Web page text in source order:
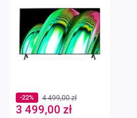
Special
Price
3 499,00 zł
-22% 4 499,00 zł